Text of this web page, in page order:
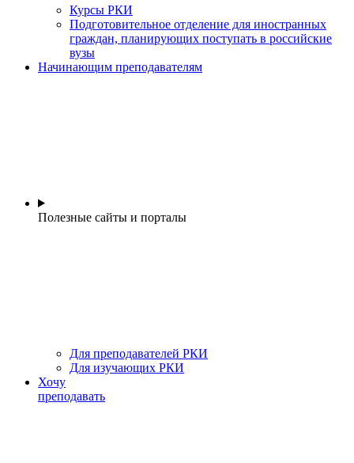
Курсы РКИ
Подготовительное отделение для иностранных
граждан, планирующих поступать в российские
вузы
Начинающим преподавателям
Полезные сайты и порталы
Для преподавателей РКИ
Для изучающих РКИ
Хочу
преподавать